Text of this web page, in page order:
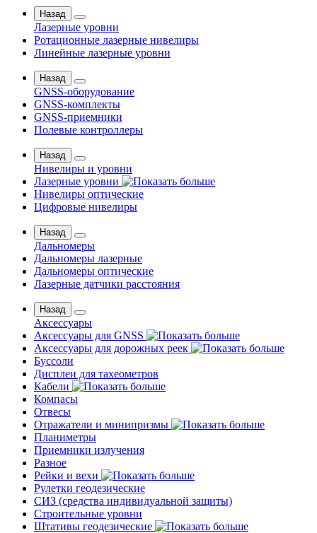
Назад
Лазерные уровни
Ротационные лазерные нивелиры
Линейные лазерные уровни
Назад
GNSS-оборудование
GNSS-комплекты
GNSS-приемники
Полевые контроллеры
Назад
Нивелиры и уровни
Лазерные уровни
Нивелиры оптические
Цифровые нивелиры
Назад
Дальномеры
Дальномеры лазерные
Дальномеры оптические
Лазерные датчики расстояния
Назад
Аксессуары
Аксессуары для GNSS
Аксессуары для дорожных реек
Буссоли
Дисплеи для тахеометров
Кабели
Компасы
Отвесы
Отражатели и минипризмы
Планиметры
Приемники излучения
Разное
Рейки и вехи
Рулетки геодезические
СИЗ (средства индивидуальной защиты)
Строительные уровни
Штативы геодезические